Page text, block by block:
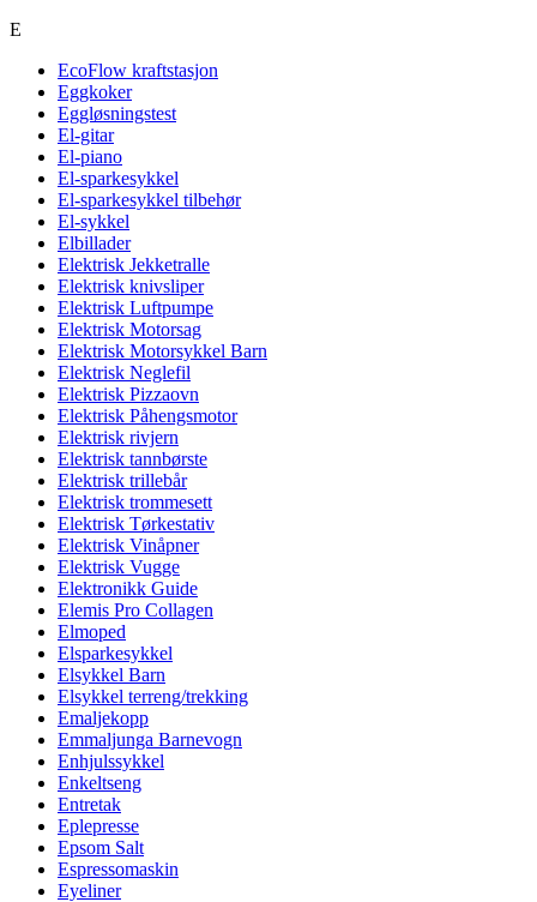
E
EcoFlow kraftstasjon
Eggkoker
Eggløsningstest
El-gitar
El-piano
El-sparkesykkel
El-sparkesykkel tilbehør
El-sykkel
Elbillader
Elektrisk Jekketralle
Elektrisk knivsliper
Elektrisk Luftpumpe
Elektrisk Motorsag
Elektrisk Motorsykkel Barn
Elektrisk Neglefil
Elektrisk Pizzaovn
Elektrisk Påhengsmotor
Elektrisk rivjern
Elektrisk tannbørste
Elektrisk trillebår
Elektrisk trommesett
Elektrisk Tørkestativ
Elektrisk Vinåpner
Elektrisk Vugge
Elektronikk Guide
Elemis Pro Collagen
Elmoped
Elsparkesykkel
Elsykkel Barn
Elsykkel terreng/trekking
Emaljekopp
Emmaljunga Barnevogn
Enhjulssykkel
Enkeltseng
Entretak
Eplepresse
Epsom Salt
Espressomaskin
Eyeliner